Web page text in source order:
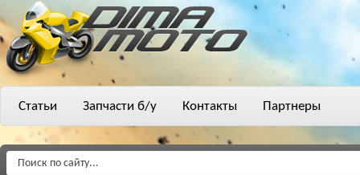
Статьи Запчасти б/у Контакты Партнеры